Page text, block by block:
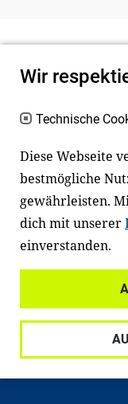
Newsletter
Facebook
Wir
Technische
Diese Webseite
bestmögliche
gewährleisten.
dich mit unserer
einverstanden.